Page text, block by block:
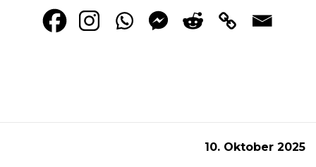
10. Oktober 2025